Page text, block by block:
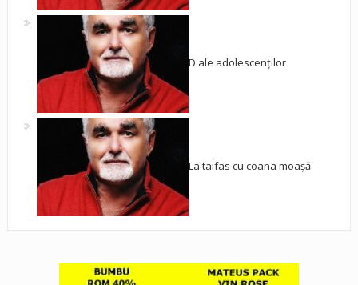
D'ale adolescenților
La taifas cu coana moașă